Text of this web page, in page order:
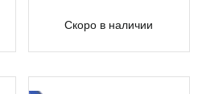
Скоро в наличии